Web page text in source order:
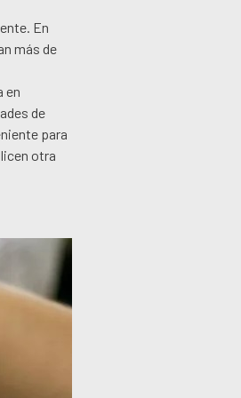
En
más de
en
de
para
otra